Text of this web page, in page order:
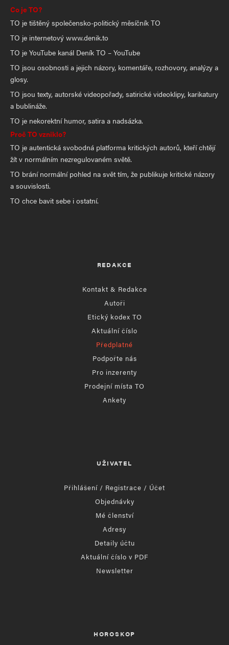
Co je TO?
TO je tištěný společensko-politický měsíčník TO
TO je internetový www.denik.to
TO je YouTube kanál Deník TO – YouTube
TO jsou osobnosti a jejich názory, komentáře, rozhovory, analýzy a
glosy.
TO jsou texty, autorské videopořady, satirické videoklipy, karikatury
a bublináže.
TO je nekorektní humor, satira a nadsázka.
Proč TO vzniklo?
TO je autentická svobodná platforma kritických autorů, kteří chtějí
žít v normálním nezregulovaném světě.
TO brání normální pohled na svět tím, že publikuje kritické názory
a souvislosti.
TO chce bavit sebe i ostatní.
REDAKCE
Kontakt & Redakce
Autoři
Etický kodex TO
Aktuální číslo
Předplatné
Podpořte nás
Pro inzerenty
Prodejní místa TO
Ankety
UŽIVATEL
Přihlášení / Registrace / Účet
Objednávky
Mé členství
Adresy
Detaily účtu
Aktuální číslo v PDF
Newsletter
HOROSKOP